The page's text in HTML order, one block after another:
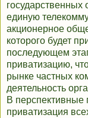
государственных
единую
акционерное
которого будет
последующем
приватизацию,
рынке частных
деятельность
В перспективные
приватизация